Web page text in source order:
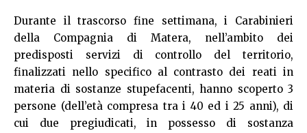
Durante il trascorso fine settimana, i Carabinieri
della Compagnia di Matera, nell’ambito dei
predisposti servizi di controllo del territorio,
finalizzati nello specifico al contrasto dei reati in
materia di sostanze stupefacenti, hanno scoperto 3
persone (dell’età compresa tra i 40 ed i 25 anni), di
cui due pregiudicati, in possesso di sostanza